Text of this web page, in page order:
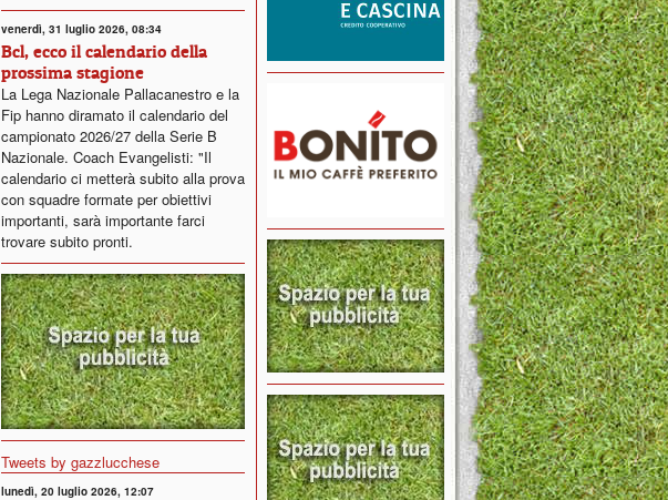
venerdì, 31 luglio 2026, 08:34
Bcl, ecco il calendario della
prossima stagione
La Lega Nazionale Pallacanestro e la
Fip hanno diramato il calendario del
campionato 2026/27 della Serie B
Nazionale. Coach Evangelisti: "Il
calendario ci metterà subito alla prova
con squadre formate per obiettivi
importanti, sarà importante farci
trovare subito pronti.
Tweets by gazzlucchese
lunedì, 20 luglio 2026, 12:07